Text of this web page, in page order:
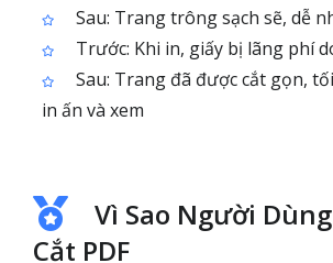
Sau: Trang trông sạch sẽ, dễ
Trước: Khi in, giấy bị lãng phí
Sau: Trang đã được cắt gọn,
in ấn và xem
Vì Sao Người
Cắt PDF